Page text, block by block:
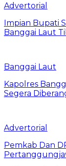
Advertorial
Impian Bupati
Banggai Laut
Banggai Laut
Kapolres
Segera
Advertorial
Pemkab Dan